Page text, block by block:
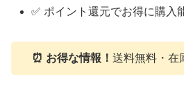
✅ ポイント還元でお得に購入
⏰ お得な情報！ 送料無料・在